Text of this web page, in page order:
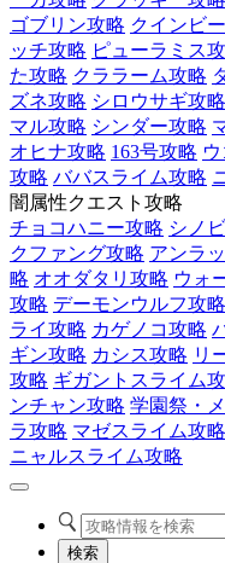
ゴブリン攻略 クインビ
ッチ攻略 ピューラミス
た攻略 クララーム攻略
ズネ攻略 シロウサギ攻略
マル攻略 シンダー攻略
オヒナ攻略 163号攻略
攻略 ババスライム攻略
闇属性クエスト攻略
チョコハニー攻略 シノ
クファング攻略 アンラ
略 オオダタリ攻略 ウォ
攻略 デーモンウルフ攻略
ライ攻略 カゲノコ攻略
ギン攻略 カシス攻略 リ
攻略 ギガントスライム
ンチャン攻略 学園祭・
ラ攻略 マゼスライム攻略
ニャルスライム攻略
検索